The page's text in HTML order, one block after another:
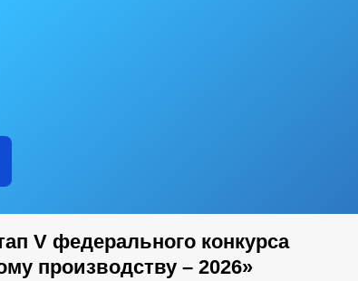
V федерального конкурса
производству – 2026»